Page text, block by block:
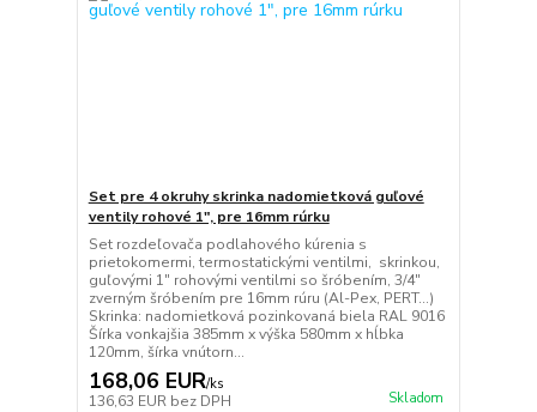
Set pre 4 okruhy skrinka nadomietková guľové
ventily rohové 1", pre 16mm rúrku
Set rozdeľovača podlahového kúrenia s
prietokomermi, termostatickými ventilmi, skrinkou,
guľovými 1" rohovými ventilmi so šróbením, 3/4"
zverným šróbením pre 16mm rúru (Al-Pex, PERT...)
Skrinka: nadomietková pozinkovaná biela RAL 9016
Šírka vonkajšia 385mm x výška 580mm x hĺbka
120mm, šírka vnútorn...
168,06 EUR/ks
136,63 EUR bez DPH Skladom